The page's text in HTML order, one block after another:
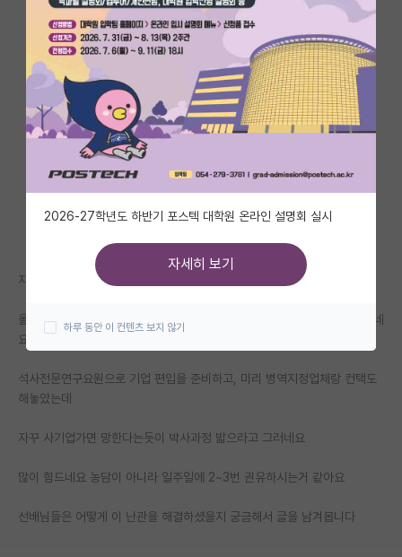
커뮤니티
커뮤니티 홈
전체글보기
베스트 게시판
IF 명예의전당
자유 게시판(아무개랩)
미국 유학 게시판
미국 대학원 합격 후기 게시판
대학원 합격 후기 게시판
연구실(PI) 홍보 게시판
석박사 채용 정보 게시판
임용 정보 게시판
학부 인턴 게시판
취업 게시판
지도교수님이 사업을 많이 따시는 분입니다
올해 이후로 연구생들이 많이 줄어들 예정이라 자꾸 저에게 박사를 권유하네
요
석사전문연구요원으로 기업 편입을 준비하고, 미리 병역지정업체랑 컨택도
해놓았는데
자꾸 사기업가면 망한다는듯이 박사과정 밟으라고 그러네요
많이 힘드네요 농담이 아니라 일주일에 2~3번 권유하시는거 같아요
선배님들은 어떻게 이 난관을 해결하셨을지 궁금해서 글을 남겨봅니다
2026-27학년도 하반기 포스텍 대학원 온라인 설명회 실시
자세히 보기
하루 동안 이 컨텐츠 보지 않기